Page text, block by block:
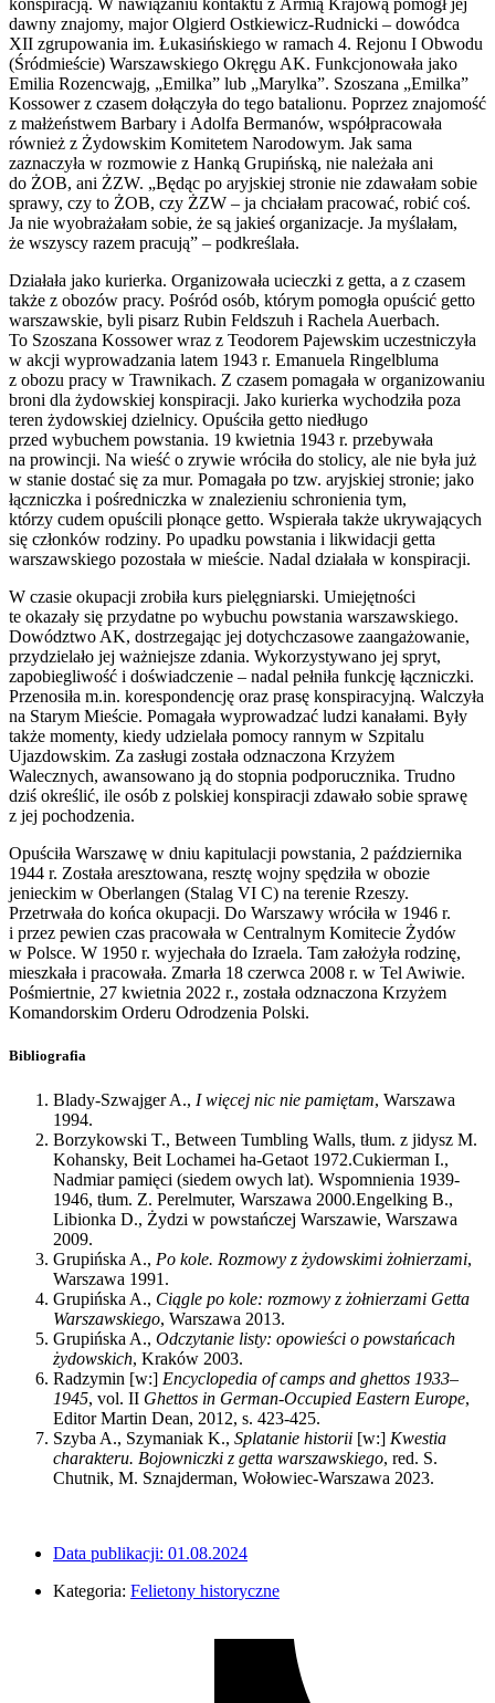
konspiracją. W nawiązaniu kontaktu z Armią Krajową pomógł jej
dawny znajomy, major Olgierd Ostkiewicz-Rudnicki – dowódca
XII zgrupowania im. Łukasińskiego w ramach 4. Rejonu I Obwodu
(Śródmieście) Warszawskiego Okręgu AK. Funkcjonowała jako
Emilia Rozencwajg, „Emilka” lub „Marylka”. Szoszana „Emilka”
Kossower z czasem dołączyła do tego batalionu. Poprzez znajomość
z małżeństwem Barbary i Adolfa Bermanów, współpracowała
również z Żydowskim Komitetem Narodowym. Jak sama
zaznaczyła w rozmowie z Hanką Grupińską, nie należała ani
do ŻOB, ani ŻZW. „Będąc po aryjskiej stronie nie zdawałam sobie
sprawy, czy to ŻOB, czy ŻZW – ja chciałam pracować, robić coś.
Ja nie wyobrażałam sobie, że są jakieś organizacje. Ja myślałam,
że wszyscy razem pracują” – podkreślała.
Działała jako kurierka. Organizowała ucieczki z getta, a z czasem
także z obozów pracy. Pośród osób, którym pomogła opuścić getto
warszawskie, byli pisarz Rubin Feldszuh i Rachela Auerbach.
To Szoszana Kossower wraz z Teodorem Pajewskim uczestniczyła
w akcji wyprowadzania latem 1943 r. Emanuela Ringelbluma
z obozu pracy w Trawnikach. Z czasem pomagała w organizowaniu
broni dla żydowskiej konspiracji. Jako kurierka wychodziła poza
teren żydowskiej dzielnicy. Opuściła getto niedługo
przed wybuchem powstania. 19 kwietnia 1943 r. przebywała
na prowincji. Na wieść o zrywie wróciła do stolicy, ale nie była już
w stanie dostać się za mur. Pomagała po tzw. aryjskiej stronie; jako
łączniczka i pośredniczka w znalezieniu schronienia tym,
którzy cudem opuścili płonące getto. Wspierała także ukrywających
się członków rodziny. Po upadku powstania i likwidacji getta
warszawskiego pozostała w mieście. Nadal działała w konspiracji.
W czasie okupacji zrobiła kurs pielęgniarski. Umiejętności
te okazały się przydatne po wybuchu powstania warszawskiego.
Dowództwo AK, dostrzegając jej dotychczasowe zaangażowanie,
przydzielało jej ważniejsze zdania. Wykorzystywano jej spryt,
zapobiegliwość i doświadczenie – nadal pełniła funkcję łączniczki.
Przenosiła m.in. korespondencję oraz prasę konspiracyjną. Walczyła
na Starym Mieście. Pomagała wyprowadzać ludzi kanałami. Były
także momenty, kiedy udzielała pomocy rannym w Szpitalu
Ujazdowskim. Za zasługi została odznaczona Krzyżem
Walecznych, awansowano ją do stopnia podporucznika. Trudno
dziś określić, ile osób z polskiej konspiracji zdawało sobie sprawę
z jej pochodzenia.
Opuściła Warszawę w dniu kapitulacji powstania, 2 października
1944 r. Została aresztowana, resztę wojny spędziła w obozie
jenieckim w Oberlangen (Stalag VI C) na terenie Rzeszy.
Przetrwała do końca okupacji. Do Warszawy wróciła w 1946 r.
i przez pewien czas pracowała w Centralnym Komitecie Żydów
w Polsce. W 1950 r. wyjechała do Izraela. Tam założyła rodzinę,
mieszkała i pracowała. Zmarła 18 czerwca 2008 r. w Tel Awiwie.
Pośmiertnie, 27 kwietnia 2022 r., została odznaczona Krzyżem
Komandorskim Orderu Odrodzenia Polski.
Bibliografia
Blady-Szwajger A., I więcej nic nie pamiętam, Warszawa
1994.
Borzykowski T., Between Tumbling Walls, tłum. z jidysz M.
Kohansky, Beit Lochamei ha-Getaot 1972.Cukierman I.,
Nadmiar pamięci (siedem owych lat). Wspomnienia 1939-
1946, tłum. Z. Perelmuter, Warszawa 2000.Engelking B.,
Libionka D., Żydzi w powstańczej Warszawie, Warszawa
2009.
Grupińska A., Po kole. Rozmowy z żydowskimi żołnierzami,
Warszawa 1991.
Grupińska A., Ciągle po kole: rozmowy z żołnierzami Getta
Warszawskiego, Warszawa 2013.
Grupińska A., Odczytanie listy: opowieści o powstańcach
żydowskich, Kraków 2003.
Radzymin [w:] Encyclopedia of camps and ghettos 1933–
1945, vol. II Ghettos in German-Occupied Eastern Europe,
Editor Martin Dean, 2012, s. 423-425.
Szyba A., Szymaniak K., Splatanie historii [w:] Kwestia
charakteru. Bojowniczki z getta warszawskiego, red. S.
Chutnik, M. Sznajderman, Wołowiec-Warszawa 2023.
Data publikacji: 01.08.2024
Kategoria: Felietony historyczne